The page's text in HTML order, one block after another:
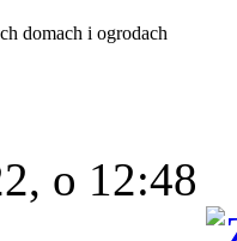
domach i ogrodach
o 12:48